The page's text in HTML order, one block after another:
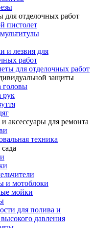
для отделочных работ
пистолет
и лезвия для
работ
для отделочных работ
защиты
головы
рук
аксессуары для ремонта
техника
и мотоблоки
мойки
для полива и
давления